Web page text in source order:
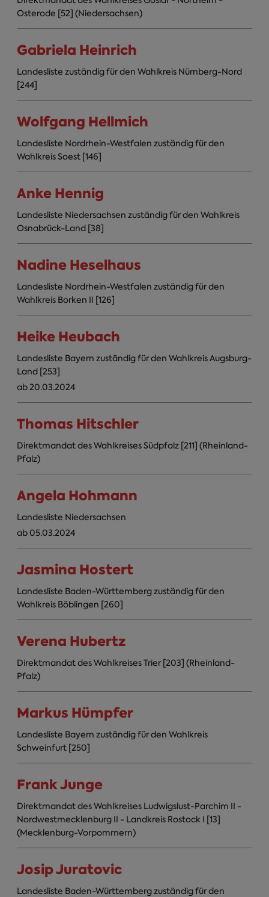
Osterode [52] (Niedersachsen)
Gabriela Heinrich
Landesliste zuständig für den Wahlkreis Nürnberg-Nord
[244]
Wolfgang Hellmich
Landesliste Nordrhein-Westfalen zuständig für den
Wahlkreis Soest [146]
Anke Hennig
Landesliste Niedersachsen zuständig für den Wahlkreis
Osnabrück-Land [38]
Nadine Heselhaus
Landesliste Nordrhein-Westfalen zuständig für den
Wahlkreis Borken II [126]
Heike Heubach
Landesliste Bayern zuständig für den Wahlkreis Augsburg-
Land [253]
ab 20.03.2024
Thomas Hitschler
Direktmandat des Wahlkreises Südpfalz [211] (Rheinland-
Pfalz)
Angela Hohmann
Landesliste Niedersachsen
ab 05.03.2024
Jasmina Hostert
Landesliste Baden-Württemberg zuständig für den
Wahlkreis Böblingen [260]
Verena Hubertz
Direktmandat des Wahlkreises Trier [203] (Rheinland-
Pfalz)
Markus Hümpfer
Landesliste Bayern zuständig für den Wahlkreis
Schweinfurt [250]
Frank Junge
Direktmandat des Wahlkreises Ludwigslust-Parchim II -
Nordwestmecklenburg II - Landkreis Rostock I [13]
(Mecklenburg-Vorpommern)
Josip Juratovic
Landesliste Baden-Württemberg zuständig für den